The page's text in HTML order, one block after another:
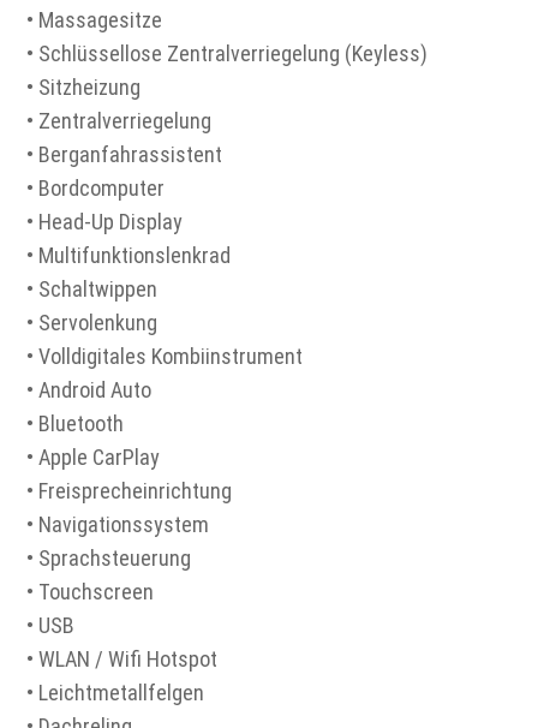
• Massagesitze
• Schlüssellose Zentralverriegelung (Keyless)
• Sitzheizung
• Zentralverriegelung
• Berganfahrassistent
• Bordcomputer
• Head-Up Display
• Multifunktionslenkrad
• Schaltwippen
• Servolenkung
• Volldigitales Kombiinstrument
• Android Auto
• Bluetooth
• Apple CarPlay
• Freisprecheinrichtung
• Navigationssystem
• Sprachsteuerung
• Touchscreen
• USB
• WLAN / Wifi Hotspot
• Leichtmetallfelgen